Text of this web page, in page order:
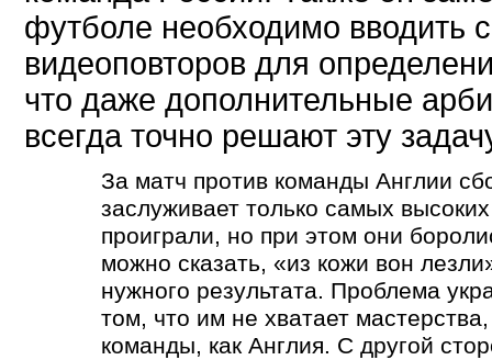
футболе необходимо вводить
видеоповторов для
что даже дополнительные
всегда точно решают эту
За матч против команды Англии
заслуживает только самых
проиграли, но при этом они
можно сказать, «из кожи вон
нужного результата. Проблема
том, что им не хватает
команды, как Англия. С другой